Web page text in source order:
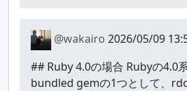
@wakairo 2026/05/09
## Ruby 4.0の場合 Rubyの4.0系
bundled gemの1つとして、